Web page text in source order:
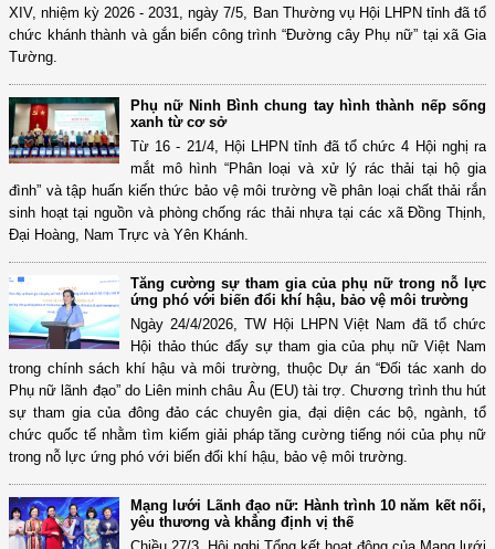
XIV, nhiệm kỳ 2026 - 2031, ngày 7/5, Ban Thường vụ Hội LHPN tỉnh đã tổ
chức khánh thành và gắn biển công trình “Đường cây Phụ nữ” tại xã Gia
Tường.
Phụ nữ Ninh Bình chung tay hình thành nếp sống
xanh từ cơ sở
Từ 16 - 21/4, Hội LHPN tỉnh đã tổ chức 4 Hội nghị ra
mắt mô hình “Phân loại và xử lý rác thải tại hộ gia
đình” và tập huấn kiến thức bảo vệ môi trường về phân loại chất thải rắn
sinh hoạt tại nguồn và phòng chống rác thải nhựa tại các xã Đồng Thịnh,
Đại Hoàng, Nam Trực và Yên Khánh.
Tăng cường sự tham gia của phụ nữ trong nỗ lực
ứng phó với biến đổi khí hậu, bảo vệ môi trường
Ngày 24/4/2026, TW Hội LHPN Việt Nam đã tổ chức
Hội thảo thúc đẩy sự tham gia của phụ nữ Việt Nam
trong chính sách khí hậu và môi trường, thuộc Dự án “Đối tác xanh do
Phụ nữ lãnh đạo” do Liên minh châu Âu (EU) tài trợ. Chương trình thu hút
sự tham gia của đông đảo các chuyên gia, đại diện các bộ, ngành, tổ
chức quốc tế nhằm tìm kiếm giải pháp tăng cường tiếng nói của phụ nữ
trong nỗ lực ứng phó với biến đổi khí hậu, bảo vệ môi trường.
Mạng lưới Lãnh đạo nữ: Hành trình 10 năm kết nối,
yêu thương và khẳng định vị thế